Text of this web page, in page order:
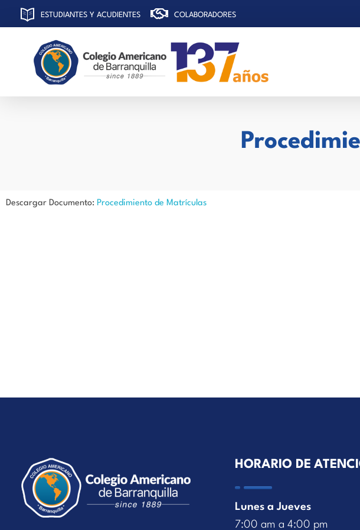
ESTUDIANTES Y ACUDIENTES COLABORADORES
C
olegio Americano de Barranquilla
Descargar Documento: Procedimiento de Matrículas
HORARIO DE
Lunes a Jueves
7:00 am a 4:00 pm